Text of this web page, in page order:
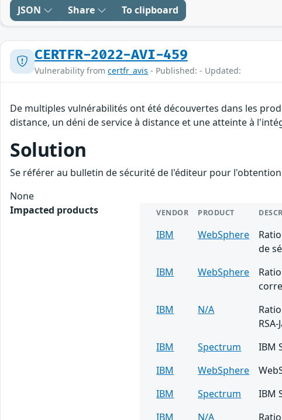
JSON Share To clipboard
CERTFR-2022-AVI-459
Vulnerability from certfr_avis - Published: - Updated:
De multiples vulnérabilités ont été découvertes dans les
distance, un déni de service à distance et une atteinte à
Solution
Se référer au bulletin de sécurité de l'éditeur pour
None
Impacted products
VENDOR PRODUCT
IBM WebSphere
de
IBM
WebSphere
IBM
N/A
IBM
Spectrum
IBM
IBM
WebSphere
IBM
Spectrum
IBM
IBM
N/A